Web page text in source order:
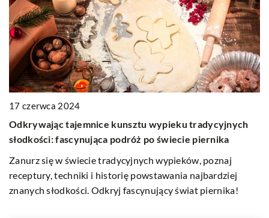
17 czerwca 2024
Odkrywając tajemnice kunsztu wypieku tradycyjnych
słodkości: fascynująca podróż po świecie piernika
Zanurz się w świecie tradycyjnych wypieków, poznaj
receptury, techniki i historię powstawania najbardziej
znanych słodkości. Odkryj fascynujący świat piernika!